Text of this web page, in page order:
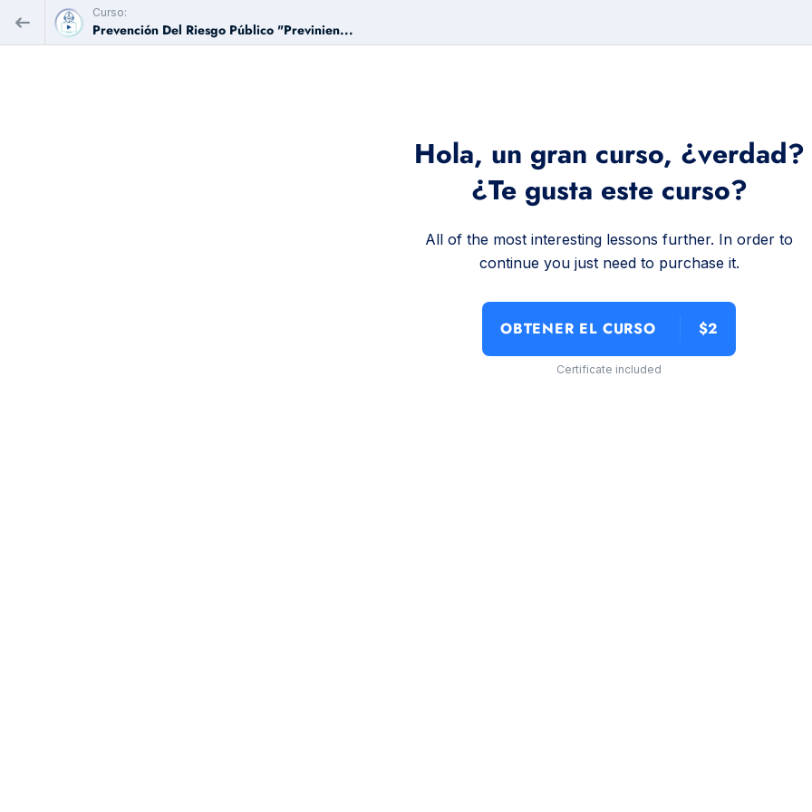
Curso:
Prevención Del Riesgo Público "Previnien...
Hola, un gran curso, ¿verdad?
¿Te gusta este curso?
All of the most interesting lessons further. In order to
continue you just need to purchase it.
OBTENER EL CURSO $2
Certificate included